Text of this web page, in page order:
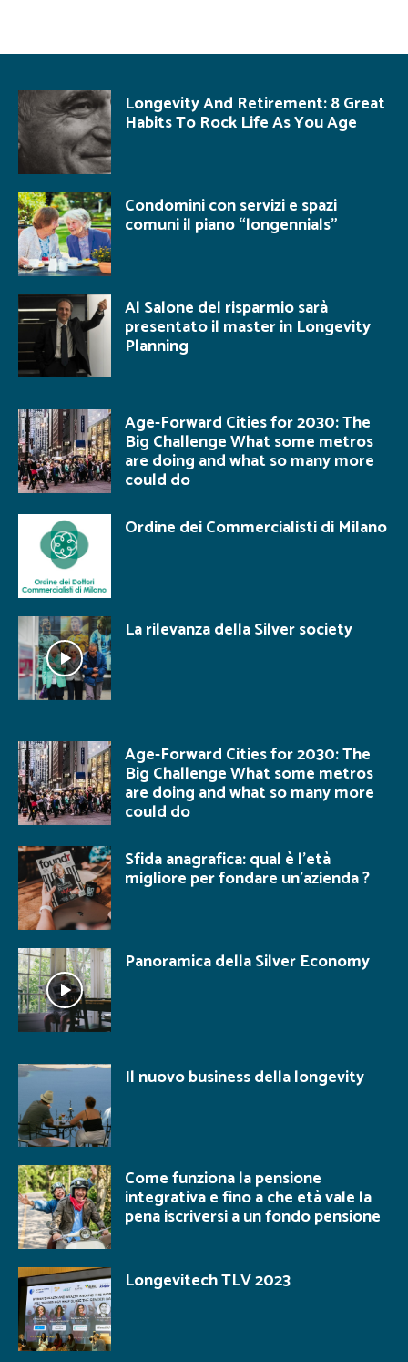
Longevity And Retirement: 8 Great
Habits To Rock Life As You Age
Condomini con servizi e spazi
comuni il piano “longennials”
Al Salone del risparmio sarà
presentato il master in Longevity
Planning
Age-Forward Cities for 2030: The
Big Challenge What some metros
are doing and what so many more
could do
Ordine dei Commercialisti di Milano
La rilevanza della Silver society
Age-Forward Cities for 2030: The
Big Challenge What some metros
are doing and what so many more
could do
Sfida anagrafica: qual è l’età
migliore per fondare un’azienda ?
Panoramica della Silver Economy
Il nuovo business della longevity
Come funziona la pensione
integrativa e fino a che età vale la
pena iscriversi a un fondo pensione
Longevitech TLV 2023